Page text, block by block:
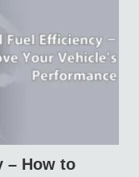
– How to